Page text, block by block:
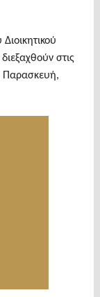
στις
Παρασκευή,